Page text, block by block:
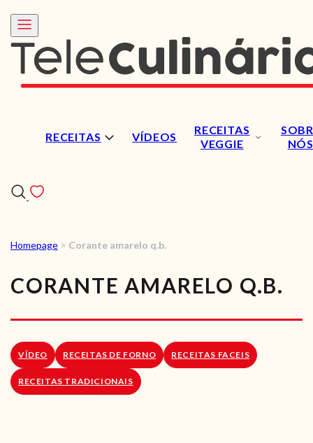
RECEITAS VÍDEOS
RECEITAS
VEGGIE
NÓS
RECEITAS
VÍDEOS
RECEITAS VEGGIE
SOBRE NÓS
LOJA ONLINE
Homepage > Corante amarelo q.b.
CORANTE AMARELO Q.B.
VÍDEO RECEITAS DE FORNO RECEITAS FACEIS
RECEITAS TRADICIONAIS